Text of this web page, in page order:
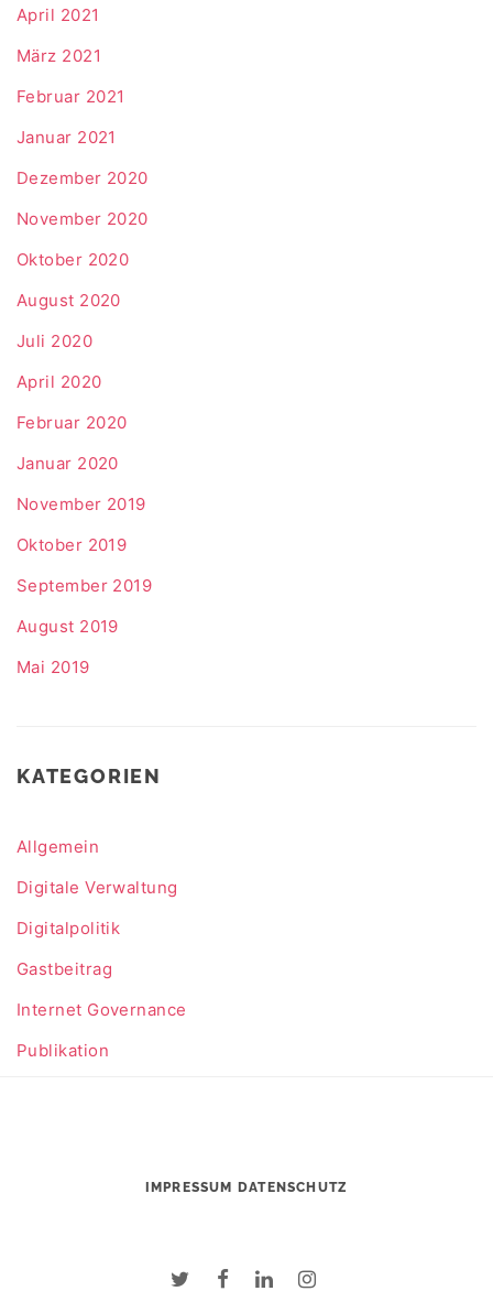
April 2021
März 2021
Februar 2021
Januar 2021
Dezember 2020
November 2020
Oktober 2020
August 2020
Juli 2020
April 2020
Februar 2020
Januar 2020
November 2019
Oktober 2019
September 2019
August 2019
Mai 2019
KATEGORIEN
Allgemein
Digitale Verwaltung
Digitalpolitik
Gastbeitrag
Internet Governance
Publikation
IMPRESSUM DATENSCHUTZ